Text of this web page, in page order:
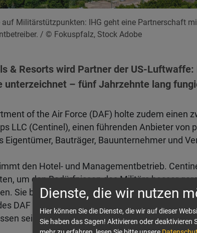
auf Militärstützpunkten: IHG geht eine Partnerschaft
/ © Fokuspfalz, Stock Adobe
& Resorts wird Partner der US-
unterzeichnet – fünf Jahrzehnte lang
of the Air Force (DAF) holte zudem einen
LLC (Centinel), einen führenden Anbieter
Eigentümer, Bauträger, Bauunternehmer und
den Hotel- und Managementbetrieb.
um den Bedürfnissen des Militärs besser
Sie bieten Soldaten, Familien und anderen
DAF sollen Vertragsabschluss und operative
sein.
Dienste, die wir nutzen
Hier können Sie die Dienste, die wir auf dieser
Sie haben das Sagen! Aktivieren oder deaktivieren